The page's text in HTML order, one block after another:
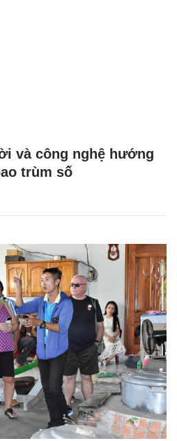
và công nghệ hướng
trùm số